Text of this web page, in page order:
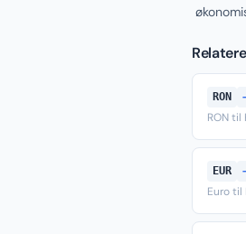
RON
RON til
EUR
Euro til